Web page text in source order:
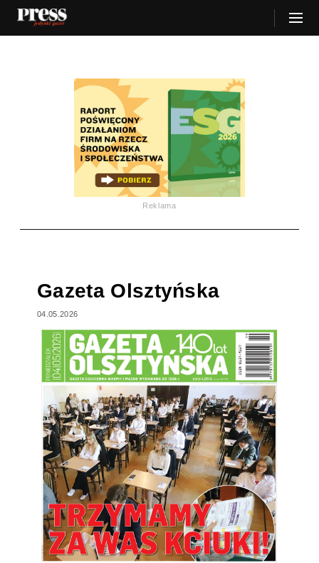
Reklama
Gazeta Olsztyńska
04.05.2026